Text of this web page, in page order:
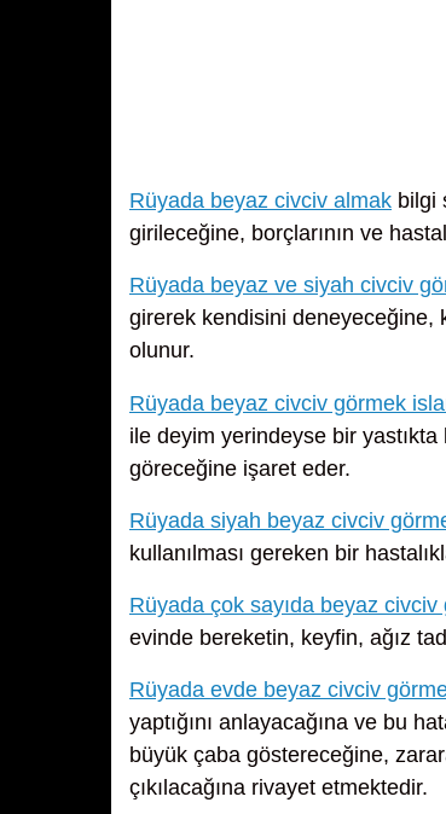
Rüyada beyaz civciv almak bilgi
girileceğine, borçlarının ve
Rüyada beyaz ve siyah civciv
girerek kendisini deneyeceğine,
olunur.
Rüyada beyaz civciv görmek
ile deyim yerindeyse bir
göreceğine işaret eder.
Rüyada siyah beyaz civciv
kullanılması gereken bir
Rüyada çok sayıda beyaz civciv
evinde bereketin, keyfin, ağız
Rüyada evde beyaz civciv
yaptığını anlayacağına ve bu
büyük çaba göstereceğine,
çıkılacağına rivayet etmektedir.